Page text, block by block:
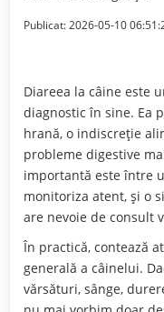
Publicat: 2026-05-10
Diareea la câine este
diagnostic în sine. Ea
hrană, o indiscreție
probleme digestive
importantă este între
monitoriza atent, și o
are nevoie de consult
În practică, contează
generală a câinelui.
vărsături, sânge,